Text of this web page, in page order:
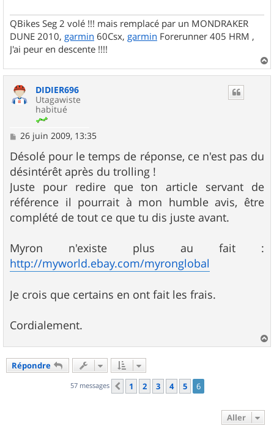
QBikes Seg 2 volé !!! mais remplacé par un MONDRAKER
DUNE 2010, garmin 60Csx, garmin Forerunner 405 HRM ,
J'ai peur en descente !!!!
a
DIDIER696
Utagawiste
habitué
M
s
s
a
g
e
26 juin 2009, 13:35
Désolé pour le temps de réponse, ce n'est pas du
désintérêt après du trolling !
Juste pour redire que ton article servant de
référence il pourrait à mon humble avis, être
complété de tout ce que tu dis juste avant.
Myron n'existe plus au fait :
http://myworld.ebay.com/myronglobal
Je crois que certains en ont fait les frais.
Cordialement.
a
Répondre
57 messages Précédent
1 2 3 4 5 6
Aller